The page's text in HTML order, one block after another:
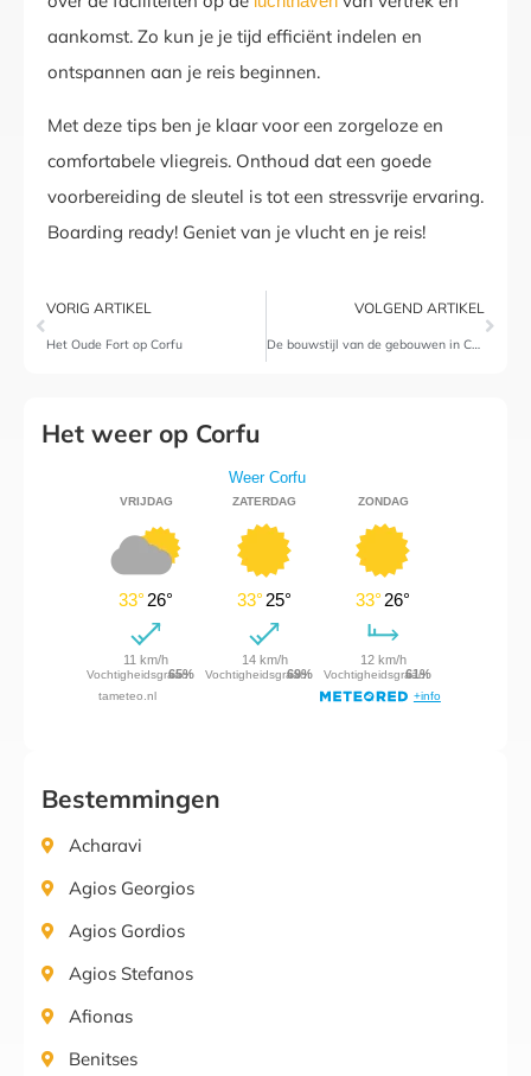
aankomst. Zo kun je je tijd efficiënt indelen en
ontspannen aan je reis beginnen.
Met deze tips ben je klaar voor een zorgeloze en
comfortabele vliegreis. Onthoud dat een goede
voorbereiding de sleutel is tot een stressvrije ervaring.
Boarding ready! Geniet van je vlucht en je reis!
VORIG ARTIKEL
Het Oude Fort op Corfu
VOLGEND ARTIKEL
De bouwstijl van de gebouwen in Corfu? Een mix van Venetiaanse, Franse en Britse stijlen
Het weer op Corfu
Bestemmingen
Acharavi
Agios Georgios
Agios Gordios
Agios Stefanos
Afionas
Benitses